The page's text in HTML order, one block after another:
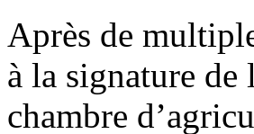
Après de
à la signature
chambre